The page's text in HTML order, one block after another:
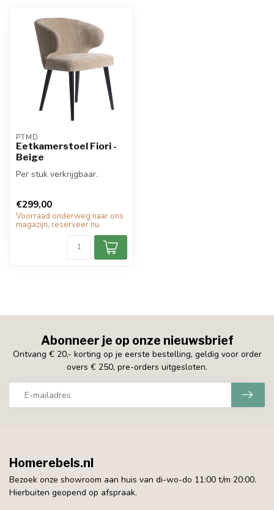
PTMD
Eetkamerstoel Fiori -
Beige
Per stuk verkrijgbaar.
€299,00
Voorraad onderweg naar ons
magazijn, reserveer nu.
Abonneer je op onze nieuwsbrief
Ontvang € 20,- korting op je eerste bestelling, geldig voor order
overs € 250, pre-orders uitgesloten.
Homerebels.nl
Bezoek onze showroom aan huis van di-wo-do 11:00 t/m 20:00.
Hierbuiten geopend op afspraak.